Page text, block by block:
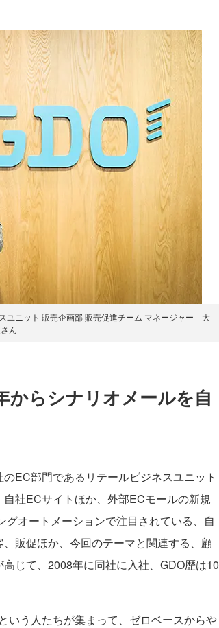
ユニット 販売企画部 販売促進チーム マネージャー 大
ん
からシナリオメールを自
EC部門であるリテールビジネスユニット
社ECサイトほか、外部ECモールの新規
オートメーションで注目されている、自
販促ほか、今回のテーマと関連する、顧
じて、2008年に同社に入社、GDO歴は10
う人たちが集まって、ゼロベースからや